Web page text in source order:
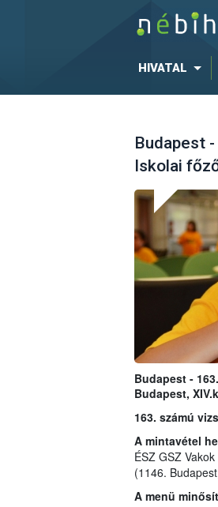
HIVATAL
Budapest
Iskolai
Budapest -
Budapest,
163. számú
A mintavétel
ÉSZ GSZ
(1146.
A menü